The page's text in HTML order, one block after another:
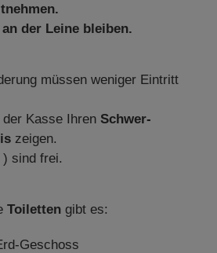
der Leine bleiben.
müssen weniger Eintritt
Kasse Ihren Schwer-
zeigen.
sind frei.
Toiletten gibt es:
Geschoss